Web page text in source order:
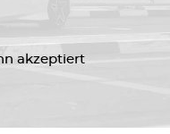
akzeptiert